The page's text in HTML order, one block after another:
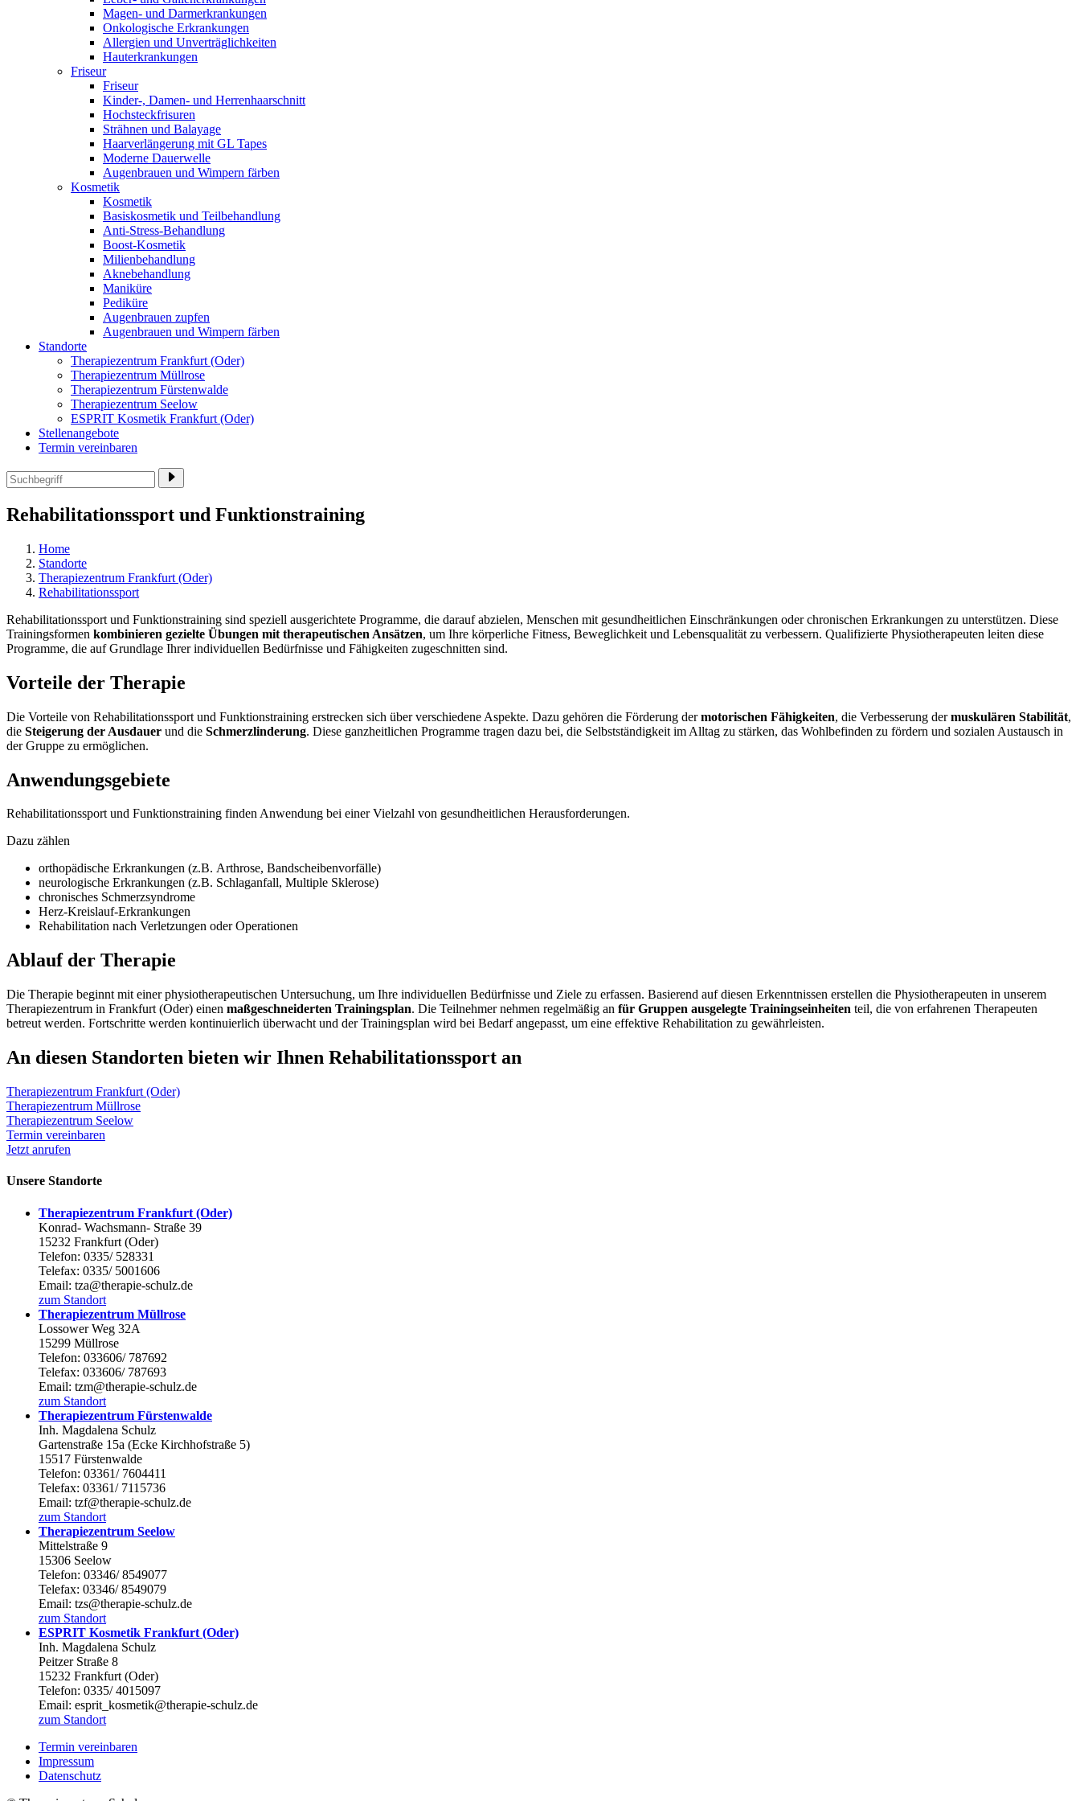
Magen- und Darmerkrankungen
Onkologische Erkrankungen
Allergien und Unverträglichkeiten
Hauterkrankungen
Friseur
Friseur
Kinder-, Damen- und Herrenhaarschnitt
Hochsteckfrisuren
Strähnen und Balayage
Haarverlängerung mit GL Tapes
Moderne Dauerwelle
Augenbrauen und Wimpern färben
Kosmetik
Kosmetik
Basiskosmetik und Teilbehandlung
Anti-Stress-Behandlung
Boost-Kosmetik
Milienbehandlung
Aknebehandlung
Maniküre
Pediküre
Augenbrauen zupfen
Augenbrauen und Wimpern färben
Standorte
Therapiezentrum Frankfurt (Oder)
Therapiezentrum Müllrose
Therapiezentrum Fürstenwalde
Therapiezentrum Seelow
ESPRIT Kosmetik Frankfurt (Oder)
Stellenangebote
Termin vereinbaren
Rehabilitationssport und Funktionstraining
Home
Standorte
Therapiezentrum Frankfurt (Oder)
Rehabilitationssport
Rehabilitationssport und Funktionstraining sind speziell ausgerichtete Programme, die darauf abzielen, Menschen mit gesundheitlichen Einschränkungen oder chronischen Erkrankungen zu unterstützen. Diese
Trainingsformen kombinieren gezielte Übungen mit therapeutischen Ansätzen, um Ihre körperliche Fitness, Beweglichkeit und Lebensqualität zu verbessern. Qualifizierte Physiotherapeuten leiten diese
Programme, die auf Grundlage Ihrer individuellen Bedürfnisse und Fähigkeiten zugeschnitten sind.
Vorteile der Therapie
Die Vorteile von Rehabilitationssport und Funktionstraining erstrecken sich über verschiedene Aspekte. Dazu gehören die Förderung dermotorischen Fähigkeiten, die Verbesserung dermuskulären Stabilität,
die Steigerung der Ausdauer und die Schmerzlinderung. Diese ganzheitlichen Programme tragen dazu bei, die Selbstständigkeit im Alltag zu stärken, das Wohlbefinden zu fördern und sozialen Austausch in
der Gruppe zu ermöglichen.
Anwendungsgebiete
Rehabilitationssport und Funktionstraining finden Anwendung bei einer Vielzahl von gesundheitlichen Herausforderungen.
Dazu zählen
orthopädische Erkrankungen (z.B. Arthrose, Bandscheibenvorfälle)
neurologische Erkrankungen (z.B. Schlaganfall, Multiple Sklerose)
chronisches Schmerzsyndrome
Herz-Kreislauf-Erkrankungen
Rehabilitation nach Verletzungen oder Operationen
Ablauf der Therapie
Die Therapie beginnt mit einer physiotherapeutischen Untersuchung, um Ihre individuellen Bedürfnisse und Ziele zu erfassen. Basierend auf diesen Erkenntnissen erstellen die Physiotherapeuten in unserem
Therapiezentrum in Frankfurt (Oder) einen maßgeschneiderten Trainingsplan. Die Teilnehmer nehmen regelmäßig an für Gruppen ausgelegte Trainingseinheiten teil, die von erfahrenen Therapeuten
betreut werden. Fortschritte werden kontinuierlich überwacht und der Trainingsplan wird bei Bedarf angepasst, um eine effektive Rehabilitation zu gewährleisten.
An diesen Standorten bieten wir Ihnen Rehabilitationssport an
Therapiezentrum Frankfurt (Oder)
Therapiezentrum Müllrose
Therapiezentrum Seelow
Termin vereinbaren
Jetzt anrufen
Unsere Standorte
Therapiezentrum Frankfurt (Oder)
Konrad- Wachsmann- Straße 39
15232 Frankfurt (Oder)
Telefon: 0335/ 528331
Telefax: 0335/ 5001606
Email: tza@therapie-schulz.de
zum Standort
Therapiezentrum Müllrose
Lossower Weg 32A
15299 Müllrose
Telefon: 033606/ 787692
Telefax: 033606/ 787693
Email: tzm@therapie-schulz.de
zum Standort
Therapiezentrum Fürstenwalde
Inh. Magdalena Schulz
Gartenstraße 15a (Ecke Kirchhofstraße 5)
15517 Fürstenwalde
Telefon: 03361/ 7604411
Telefax: 03361/ 7115736
Email: tzf@therapie-schulz.de
zum Standort
Therapiezentrum Seelow
Mittelstraße 9
15306 Seelow
Telefon: 03346/ 8549077
Telefax: 03346/ 8549079
Email: tzs@therapie-schulz.de
zum Standort
ESPRIT Kosmetik Frankfurt (Oder)
Inh. Magdalena Schulz
Peitzer Straße 8
15232 Frankfurt (Oder)
Telefon: 0335/ 4015097
Email: esprit_kosmetik@therapie-schulz.de
zum Standort
Termin vereinbaren
Impressum
Datenschutz